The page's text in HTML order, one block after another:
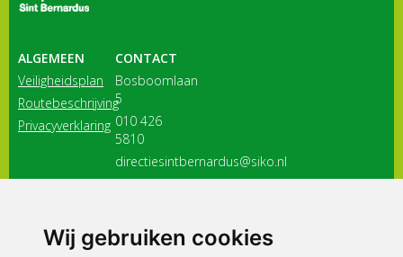
Wij gebruiken cookies
ALGEMEEN
Veiligheidsplan
Routebeschrijving
Privacyverklaring
CONTACT
Bosboomlaan
5
010 426
5810
directiesintbernardus@siko.nl
3116 JB
ONDERDEEL VAN